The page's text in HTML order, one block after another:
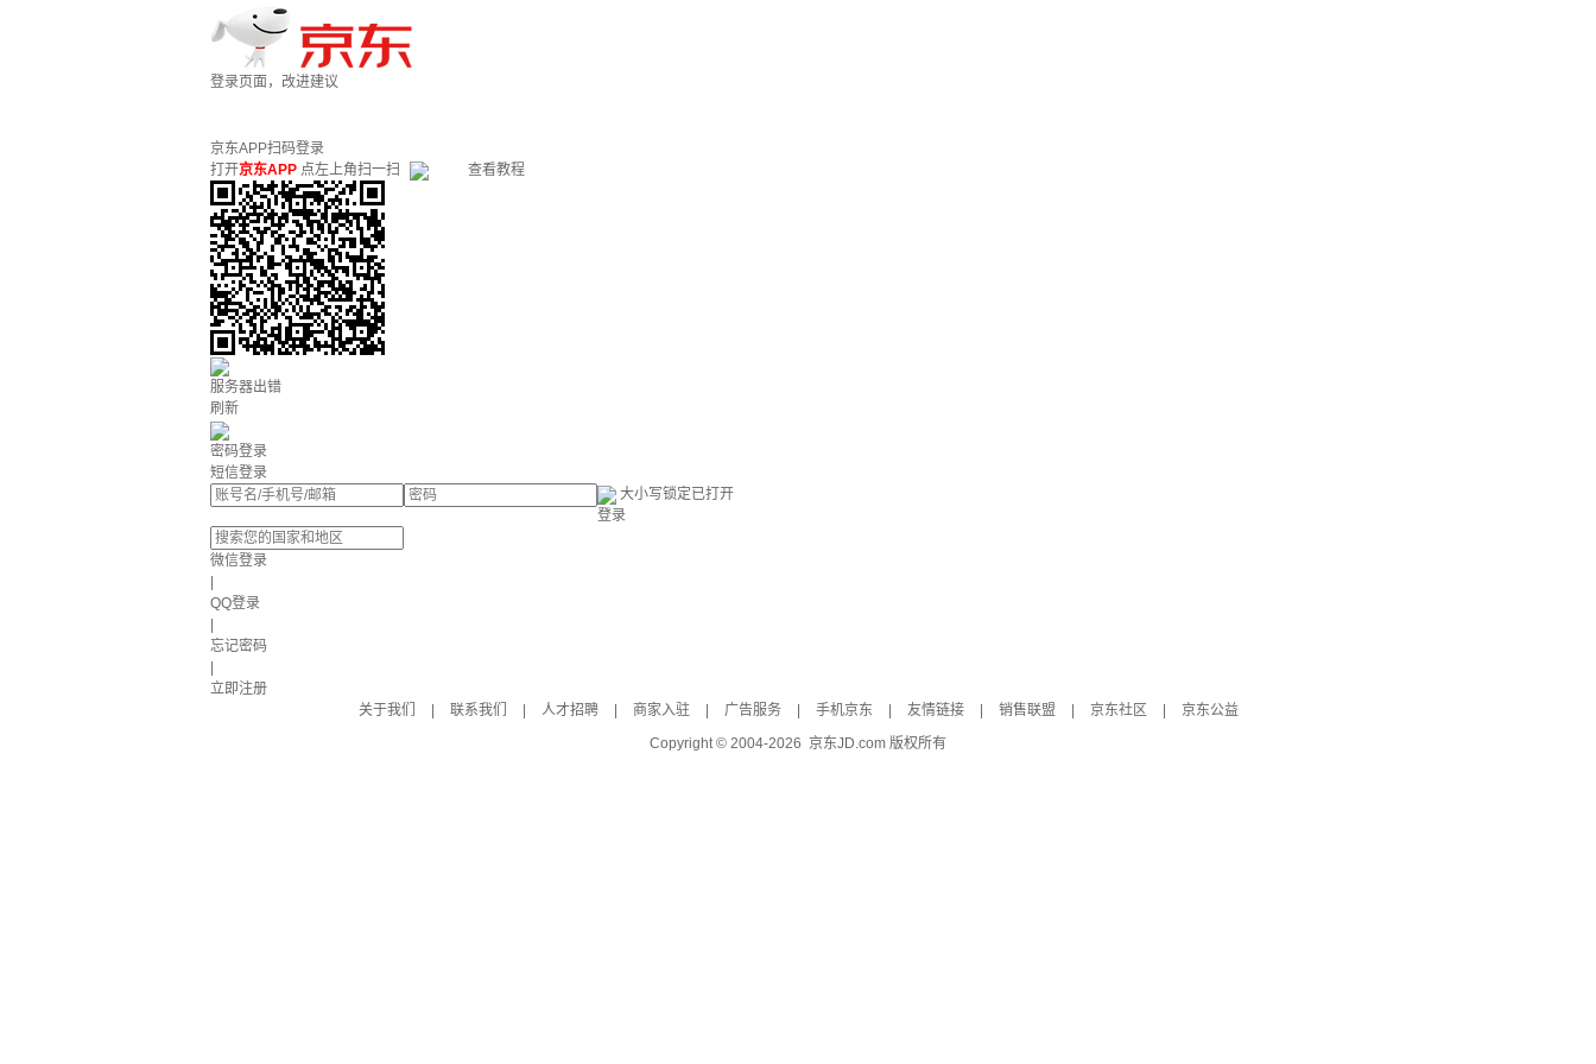
登录页面，改进建议
京东APP扫码登录
打开京东APP 点左上角扫一扫 查看教程
服务器出错
刷新
密码登录
短信登录
大小写锁定已打开
登录
微信登录
QQ登录
忘记密码
立即注册
关于我们
联系我们 人才招聘 商家入驻 广告服务 手机京东 友情链接 销售联盟 京东社区
京东公益
Copyright © 2004-2026 京东JD.com 版权所有